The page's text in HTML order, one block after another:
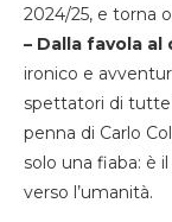
2024/25, e torna
– Dalla favola al
ironico e
spettatori di tutte
penna di Carlo
solo una fiaba: è
verso l’umanità.